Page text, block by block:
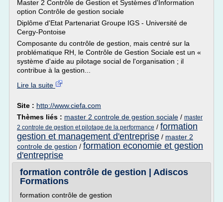
Master 2 Contrôle de Gestion et Systèmes d'Information
option Contrôle de gestion sociale
Diplôme d'Etat Partenariat Groupe IGS - Université de
Cergy-Pontoise
Composante du contrôle de gestion, mais centré sur la
problématique RH, le Contrôle de Gestion Sociale est un «
système d'aide au pilotage social de l'organisation ; il
contribue à la gestion...
Lire la suite
Site : http://www.ciefa.com
Thèmes liés : master 2 controle de gestion sociale / master
2 controle de gestion et pilotage de la performance / formation
gestion et management d'entreprise / master 2
controle de gestion / formation economie et gestion
d'entreprise
formation contrôle de gestion | Adiscos
Formations
formation contrôle de gestion